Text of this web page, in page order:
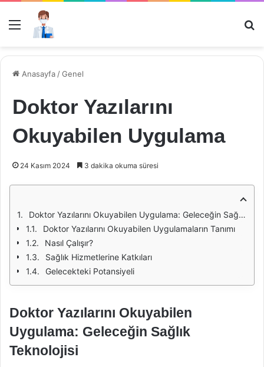
Menü
Anasayfa /Genel
Doktor Yazılarını
Okuyabilen Uygulama
24 Kasım 2024 3 dakika okuma süresi
Doktor Yazılarını Okuyabilen Uygulama: Geleceğin Sağlık Teknolojisi
Doktor Yazılarını Okuyabilen Uygulamaların Tanımı
Nasıl Çalışır?
Sağlık Hizmetlerine Katkıları
Gelecekteki Potansiyeli
Doktor Yazılarını Okuyabilen
Uygulama: Geleceğin Sağlık
Teknolojisi